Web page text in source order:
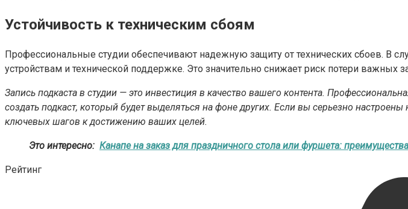
Устойчивость к техническим сбоям
Профессиональные студии обеспечивают надежную защиту от технических сбоев. В
устройствам и технической поддержке. Это значительно снижает риск потери важных
Запись подкаста в студии — это инвестиция в качество вашего контента.
создать подкаст, который будет выделяться на фоне других. Если вы серьезно
ключевых шагов к достижению ваших целей.
Это интересно: Канапе на заказ для праздничного стола или фуршета:
Рейтинг